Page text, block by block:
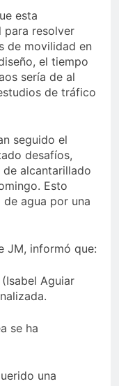
esta
para resolver
de movilidad en
el tiempo
sería de al
de tráfico
seguido el
desafíos,
alcantarillado
Esto
agua por una
JM, informó que:
Aguiar
se ha
una